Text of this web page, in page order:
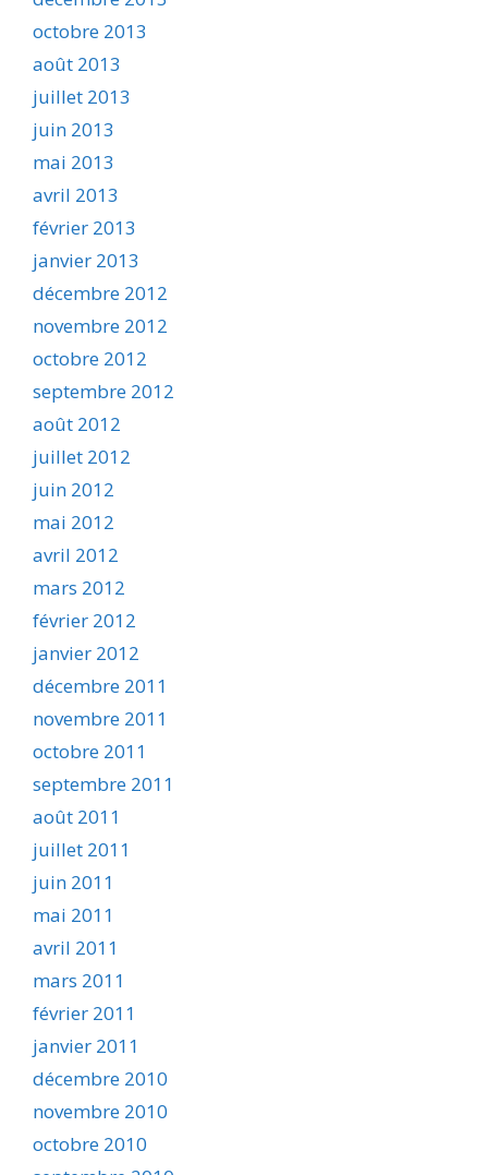
octobre 2013
août 2013
juillet 2013
juin 2013
mai 2013
avril 2013
février 2013
janvier 2013
décembre 2012
novembre 2012
octobre 2012
septembre 2012
août 2012
juillet 2012
juin 2012
mai 2012
avril 2012
mars 2012
février 2012
janvier 2012
décembre 2011
novembre 2011
octobre 2011
septembre 2011
août 2011
juillet 2011
juin 2011
mai 2011
avril 2011
mars 2011
février 2011
janvier 2011
décembre 2010
novembre 2010
octobre 2010